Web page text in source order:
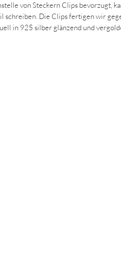
von Steckern Clips bevorzugt,
schreiben. Die Clips fertigen wir
in 925 silber glänzend und